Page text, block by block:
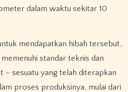
dalam waktu sekitar 10
mendapatkan hibah tersebut,
standar teknis dan
– sesuatu yang telah diterapkan
proses produksinya, mulai dari